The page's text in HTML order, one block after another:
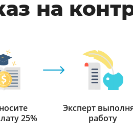
на
25%
Эксперт
работу